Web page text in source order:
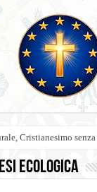
Cristianesimo
ecologica